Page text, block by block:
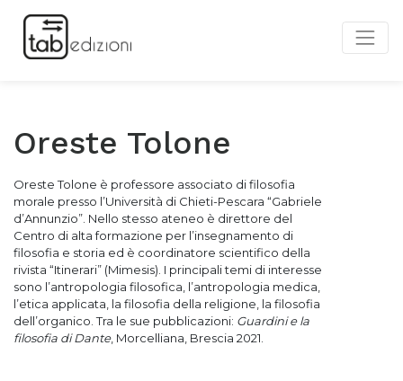
Oreste Tolone
Oreste Tolone è professore associato di filosofia
morale presso l’Università di Chieti-Pescara “Gabriele
d’Annunzio”. Nello stesso ateneo è direttore del
Centro di alta formazione per l’insegnamento di
filosofia e storia ed è coordinatore scientifico della
rivista “Itinerari” (Mimesis). I principali temi di interesse
sono l’antropologia filosofica, l’antropologia medica,
l’etica applicata, la filosofia della religione, la filosofia
dell’organico. Tra le sue pubblicazioni: Guardini e la
filosofia di Dante, Morcelliana, Brescia 2021.